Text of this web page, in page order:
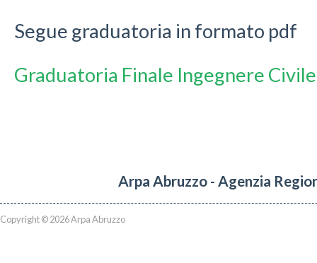
Segue graduatoria in formato pdf
Graduatoria Finale Ingegnere Civile
Arpa Abruzzo - Agenzia
Copyright © 2026 Arpa Abruzzo